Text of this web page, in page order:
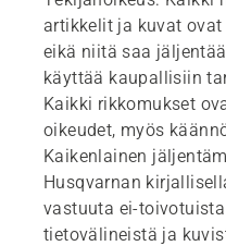
artikkelit ja kuvat
eikä niitä saa
käyttää kaupallisiin
Kaikki rikkomukset
oikeudet, myös
Kaikenlainen
Husqvarnan
vastuuta ei-
tietovälineistä ja